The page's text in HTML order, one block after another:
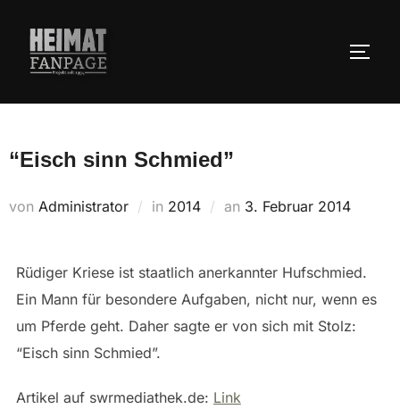
Inhalt
springen
“Eisch sinn Schmied”
von Administrator in 2014 an Veröffentlicht
3. Februar 2014
Rüdiger Kriese ist staatlich anerkannter Hufschmied.
Ein Mann für besondere Aufgaben, nicht nur, wenn es
um Pferde geht. Daher sagte er von sich mit Stolz:
“Eisch sinn Schmied”.
Artikel auf swrmediathek.de: Link